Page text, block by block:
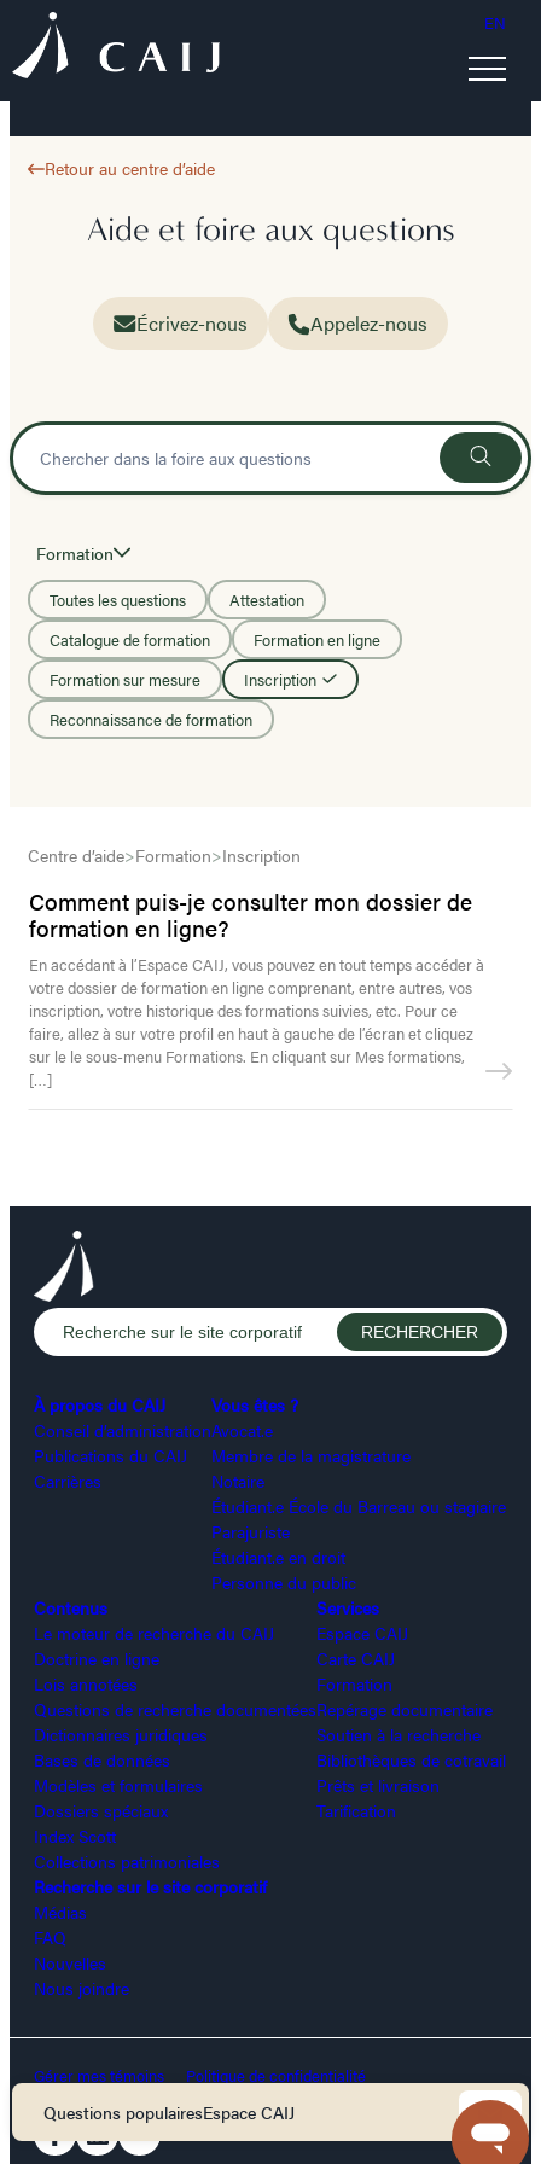
EN
Retour au centre d’aide
Questions populairesEspace CAIJ
Aide et foire aux questions
Écrivez-nous Appelez-nous
Formation
Toutes les questions
Attestation
Catalogue de formation
Formation en ligne
Formation sur mesure
Inscription
Reconnaissance de formation
Centre d’aide>Formation>Inscription
Comment puis-je consulter mon dossier de
formation en ligne?
En accédant à l’Espace CAIJ, vous pouvez en tout temps accéder à
votre dossier de formation en ligne comprenant, entre autres, vos
inscription, votre historique des formations suivies, etc. Pour ce
faire, allez à sur votre profil en haut à gauche de l’écran et cliquez
sur le le sous-menu Formations. En cliquant sur Mes formations,
[…]
À propos du CAIJ
Conseil d’administration
Publications du CAIJ
Carrières
Vous êtes ?
Avocat.e
Membre de la magistrature
Notaire
Étudiant.e École du Barreau ou stagiaire
Parajuriste
Étudiant.e en droit
Personne du public
Contenus
Le moteur de recherche du CAIJ
Doctrine en ligne
Lois annotées
Questions de recherche documentées
Dictionnaires juridiques
Bases de données
Modèles et formulaires
Dossiers spéciaux
Index Scott
Collections patrimoniales
Services
Espace CAIJ
Carte CAIJ
Formation
Repérage documentaire
Soutien à la recherche
Bibliothèques de cotravail
Prêts et livraison
Tarification
Recherche sur le site corporatif
Médias
FAQ
Nouvelles
Nous joindre
Gérer mes témoins
Politique de confidentialité